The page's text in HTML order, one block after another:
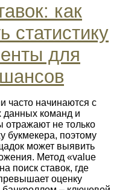
как
статистику
для
часто начинаются с
данных команд и
отражают не только
букмекера, поэтому
может выявить
Метод «value
поиск ставок, где
оценку